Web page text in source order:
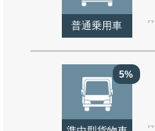
普通乗用車
5%